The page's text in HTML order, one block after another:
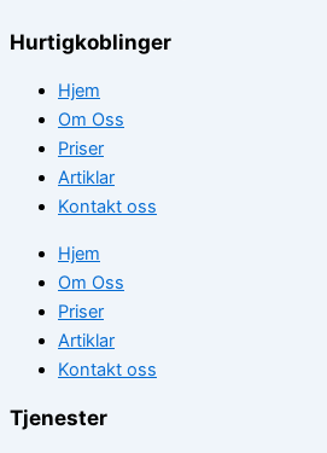
Hurtigkoblinger
Hjem
Om Oss
Priser
Artiklar
Kontakt oss
Hjem
Om Oss
Priser
Artiklar
Kontakt oss
Tjenester